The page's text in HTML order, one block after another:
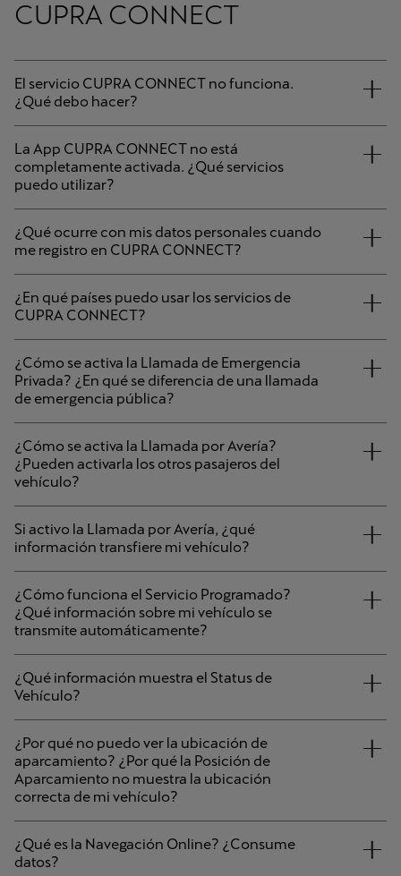
CUPRA CONNECT
El servicio CUPRA CONNECT no funciona.
¿Qué debo hacer?
La App CUPRA CONNECT no está
completamente activada. ¿Qué servicios
puedo utilizar?
¿Qué ocurre con mis datos personales cuando
me registro en CUPRA CONNECT?
¿En qué países puedo usar los servicios de
CUPRA CONNECT?
¿Cómo se activa la Llamada de Emergencia
Privada? ¿En qué se diferencia de una llamada
de emergencia pública?
¿Cómo se activa la Llamada por Avería?
¿Pueden activarla los otros pasajeros del
vehículo?
Si activo la Llamada por Avería, ¿qué
información transfiere mi vehículo?
¿Cómo funciona el Servicio Programado?
¿Qué información sobre mi vehículo se
transmite automáticamente?
¿Qué información muestra el Status de
Vehículo?
¿Por qué no puedo ver la ubicación de
aparcamiento? ¿Por qué la Posición de
Aparcamiento no muestra la ubicación
correcta de mi vehículo?
¿Qué es la Navegación Online? ¿Consume
datos?